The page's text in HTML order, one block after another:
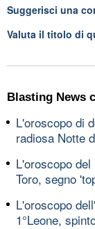
Suggerisci una
Valuta il titolo di
Blasting News
L'oroscopo di
radiosa Notte
L'oroscopo
Toro, segno
L'oroscopo
1°Leone,